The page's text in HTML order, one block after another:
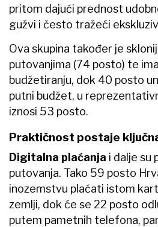
pritom dajući prednost
gužvi i često tražeći
Ova skupina također je
putovanjima (74 posto) te
budžetiranju, dok 40 posto
putni budžet, u
iznosi 53 posto.
Praktičnost postaje
Digitalna plaćanja i dalje su
putovanja. Tako 59 posto
inozemstvu plaćati istom
zemlji, dok će se 22 posto
putem pametnih telefona,